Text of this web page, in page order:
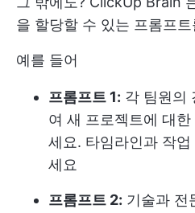
을 할당할 수 있는 프롬프
예를 들어
프롬프트 1: 각 팀원의
여 새 프로젝트에 대
세요. 타임라인과 작
세요
프롬프트 2: 기술과 전